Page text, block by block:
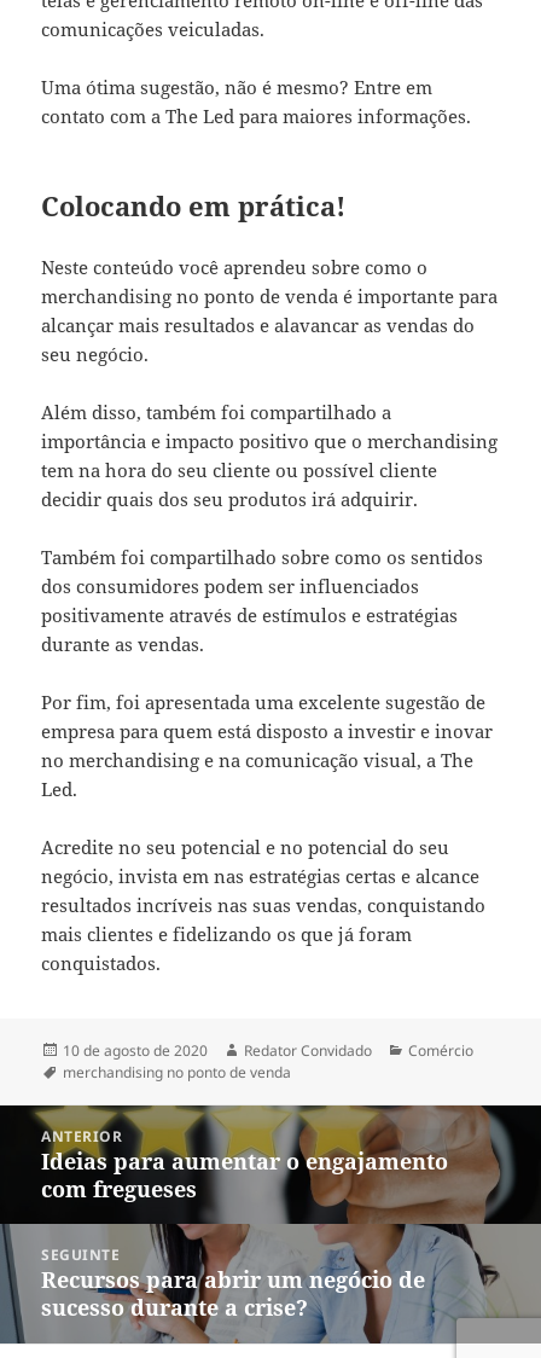
comunicações veiculadas.
Uma ótima sugestão, não é mesmo? Entre em
contato com a The Led para maiores informações.
Colocando em prática!
Neste conteúdo você aprendeu sobre como o
merchandising no ponto de venda é importante para
alcançar mais resultados e alavancar as vendas do
seu negócio.
Além disso, também foi compartilhado a
importância e impacto positivo que o merchandising
tem na hora do seu cliente ou possível cliente
decidir quais dos seu produtos irá adquirir.
Também foi compartilhado sobre como os sentidos
dos consumidores podem ser influenciados
positivamente através de estímulos e estratégias
durante as vendas.
Por fim, foi apresentada uma excelente sugestão de
empresa para quem está disposto a investir e inovar
no merchandising e na comunicação visual, a The
Led.
Acredite no seu potencial e no potencial do seu
negócio, invista em nas estratégias certas e alcance
resultados incríveis nas suas vendas, conquistando
mais clientes e fidelizando os que já foram
conquistados.
Publicado
em
10 de agosto de 2020 Autor
Redator Convidado Categorias
Comércio
Tags
merchandising no ponto de venda
Navegação
ANTERIOR
Post
anterior:
Ideias para aumentar o engajamento
com fregueses
SEGUINTE
Próximo
post:
Recursos para abrir um negócio de
sucesso durante a crise?